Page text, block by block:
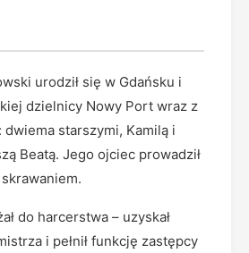
urodził się w Gdańsku i
dzielnicy Nowy Port wraz z
starszymi, Kamilą i
Beatą. Jego ojciec prowadził
do harcerstwa – uzyskał
i pełnił funkcję zastępcy